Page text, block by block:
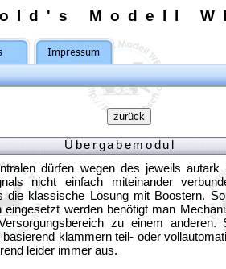
Modell
Übergabemodul
dürfen wegen des jeweils
nicht einfach miteinander
die klassische Lösung mit Boostern.
eingesetzt werden benötigt man
zu einem anderen.
klammern teil- oder
leider immer aus.